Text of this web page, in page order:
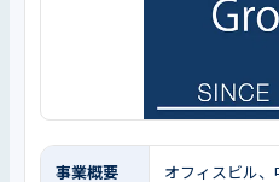
事業概要
オフィスビル、